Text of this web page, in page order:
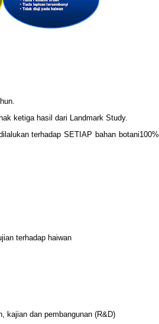
ketiga hasil dari Landmark Study.
terhadap SETIAP bahan botani100%
terhadap haiwan
kajian dan pembangunan (R&D)